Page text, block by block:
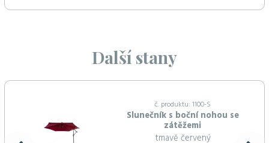
Další stany
č. produktu: 1100-S
Slunečník s boční nohou se
zátěžemi
tmavě červený